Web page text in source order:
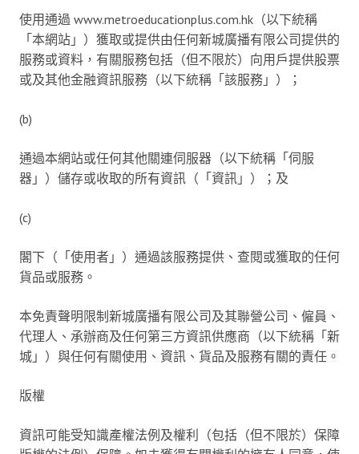
使用通過 www.metroeducationplus.com.hk（以下統稱
「本網站」）獲取或提供由任何新城廣播有限公司提供的
服務或資料，有關服務包括（但不限於）向用戶提供股票
或及其他金融資訊服務（以下統稱「該服務」）；
(b)
通過本網站或任何其他關連伺服器（以下統稱「伺服
器」）儲存或收取的所有資訊（「資訊」）；及
(c)
閣下（「使用者」）通過該服務提供、查閱或獲取的任何
貨品或服務。
本免責聲明限制新城廣播有限公司及其聯營公司、僱員、
代理人、承辦商及任何第三方資訊供應商（以下統稱「新
城」）與任何有關使用、資訊、貨品及服務有關的責任。
版權
資訊可能受知識產權法例及權利（包括（但不限於）保障